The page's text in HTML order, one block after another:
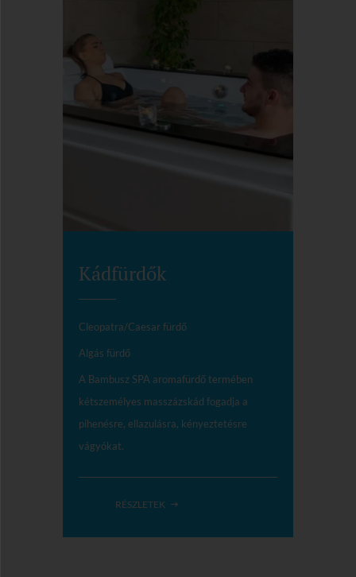
Kádfürdők
Cleopatra/Caesar fürdő
Algás fürdő
A Bambusz SPA aromafürdő termében
kétszemélyes masszázskád fogadja a
pihenésre, ellazulásra, kényeztetésre
vágyókat.
RÉSZLETEK